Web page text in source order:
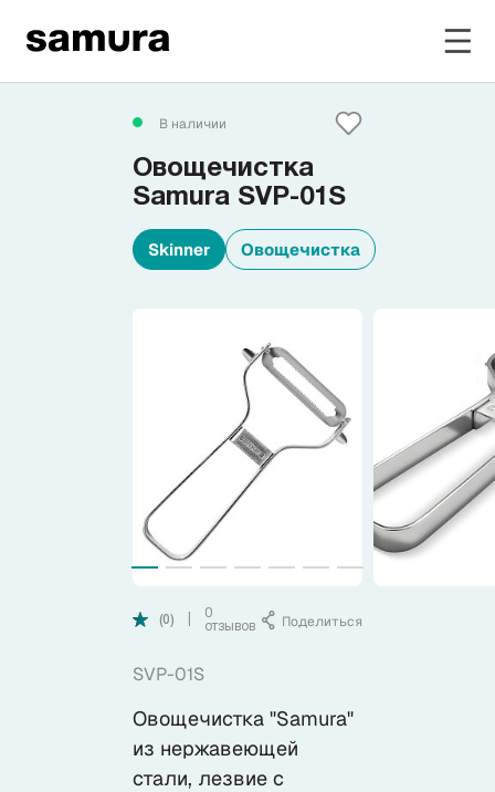
Избранное
Войти в личный кабинет
Коллекции
Популярные подборки
В наличии
Овощечистка
Samura SVP-01S
Skinner Овощечистка
(0)
0
отзывов
Поделиться
SVP-01S
Овощечистка "Samura"
из нержавеющей
стали, лезвие с